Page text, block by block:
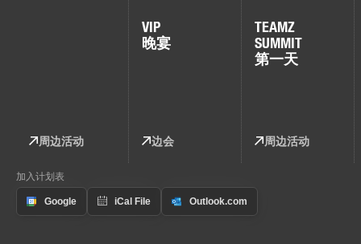
周边活动
VIP
晚宴
边会
TEAMZ
SUMMIT
第一天
周边活动
加入计划表